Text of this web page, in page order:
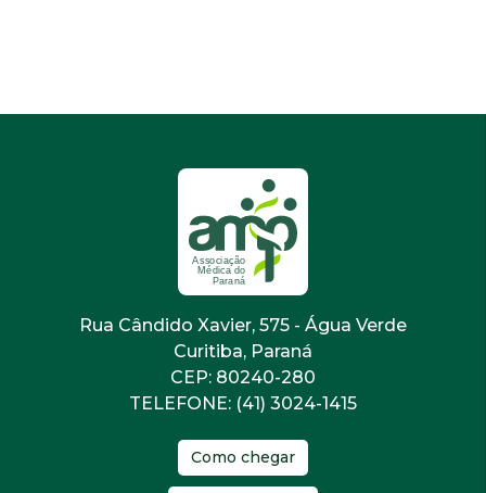
Rua Cândido Xavier, 575 - Água Verde
Curitiba, Paraná
CEP: 80240-280
TELEFONE: (41) 3024-1415
Como chegar